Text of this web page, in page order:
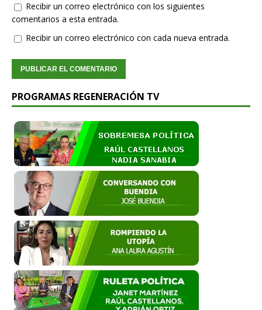
Recibir un correo electrónico con los siguientes
comentarios a esta entrada.
Recibir un correo electrónico con cada nueva entrada.
PROGRAMAS REGENERACIÓN TV